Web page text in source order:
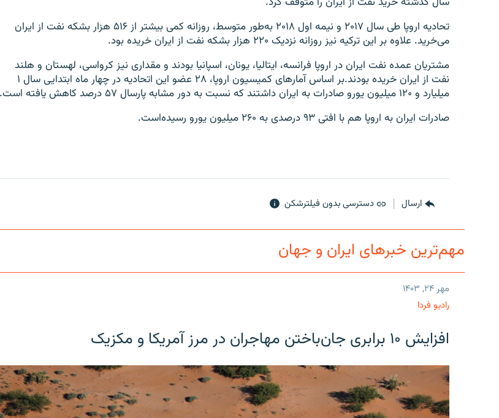
تحادیه اروپا طی سال ۲۰۱۷ و نیمه اول ۲۰۱۸ به‌طور متوسط، روزانه کمی بیشتر از ۵۱۶ هزار بشکه نفت از ایران
می‌خرید. علاوه بر این ترکیه نیز روزانه نزدیک ۲۲۰ هزار بشکه نفت از ایران خریده بود.
مشتریان عمده نفت ایران در اروپا فرانسه، ایتالیا، یونان، اسپانیا بودند و مقداری نیز کرواسی، لهستان و هلند
نفت از ایران خریده بودند.بر اساس آمارهای کمیسیون اروپا، ۲۸ عضو این اتحادیه در چهار ماه ابتدایی سال ۱
میلیارد و ۱۲۰ میلیون یورو صادرات به ایران داشتند که نسبت به دور مشابه پارسال ۵۷ درصد کاهش یافته است.
صادرات ایران به اروپا هم با افتی ۹۳ درصدی به ۲۶۰ میلیون یورو رسیده‌است.
ارسال دسترسی بدون فیلترشکن
مهم‌ترین خبرهای ایران و جهان
مهر ۲۴, ۱۴۰۳
رادیو فردا
افزایش ۱۰ برابری جان‌باختن مهاجران در مرز آمریکا و مکزیک